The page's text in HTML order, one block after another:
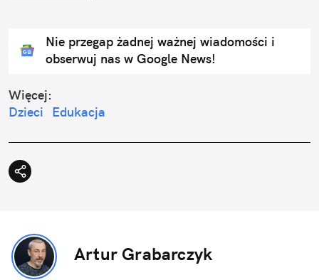
Nie przegap żadnej ważnej wiadomości i
obserwuj nas w Google News!
Więcej:
Dzieci
Edukacja
Artur Grabarczyk